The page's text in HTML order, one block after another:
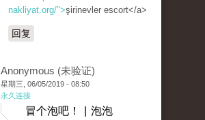
nakliyat.org/">şirinevler escort</a>
回复
Anonymous (未验证)
星期三, 06/05/2019 - 08:50
永久连接
冒个泡吧！ | 泡泡